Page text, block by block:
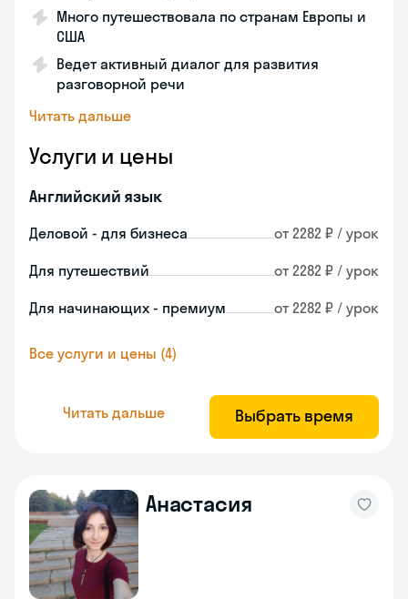
Много путешествовала по странам Европы и
США
Ведет активный диалог для развития
разговорной речи
Читать дальше
Услуги и цены
Английский язык
Деловой - для бизнеса от 2282 ₽ / урок
Для путешествий от 2282 ₽ / урок
Для начинающих - премиум от 2282 ₽ / урок
Все услуги и цены (4)
Читать дальше Выбрать время
Анастасия